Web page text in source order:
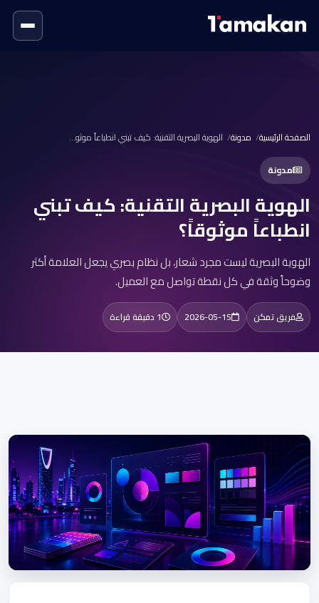
الصفحة الرئيسية مدونة الهوية البصرية التقنية: كيف تبني انطباعاً موثو...
مدونة
الهوية البصرية التقنية: كيف تبني
انطباعاً موثوقاً؟
الهوية البصرية ليست مجرد شعار، بل نظام بصري يجعل العلامة أكثر
وضوحاً وثقة في كل نقطة تواصل مع العميل.
فريق تمكن 2026-05-15 1 دقيقة قراءة